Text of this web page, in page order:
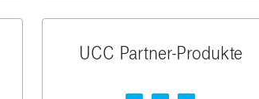
UCC Partner-Produkte